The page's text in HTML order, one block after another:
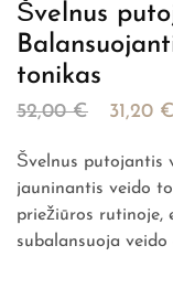
Švelnus
tonikas
52,00€ 31,20 €
Švelnus putojantis
jauninantis veido
priežiūros rutinoje,
subalansuoja